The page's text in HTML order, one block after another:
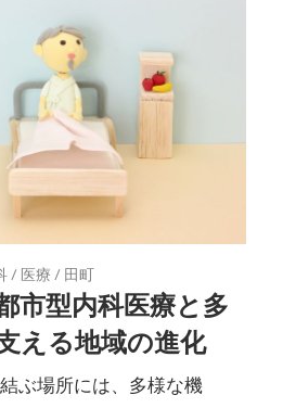
/ 医療/ 田町
市型内科医療と多
える地域の進化
ぶ場所には、多様な機